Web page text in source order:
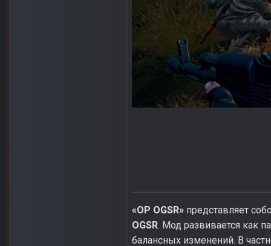
«OP OGSR» представляет
OGSR. Мод развивается как
балансных изменений. В